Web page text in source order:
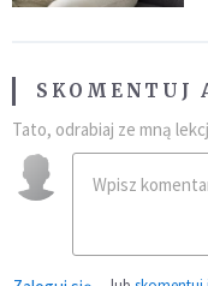
SKOMENTUJ
Tato, odrabiaj ze mną